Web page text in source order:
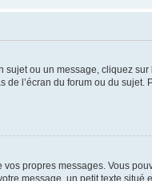
ou un message, cliquez
l’écran du forum ou du
propres messages. Vous
message, un petit texte